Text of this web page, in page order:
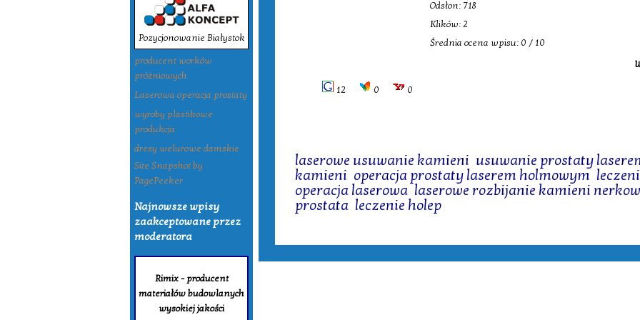
Pozycjonowanie Białystok
producent worków
próżniowych
Laserowa operacja prostaty
wyroby plastikowe
produkcja
dresy welurowe damskie
Site Snapshot by
PagePeeker
Najnowsze wpisy
zaakceptowane przez
moderatora
Rimix - producent
materiałów budowlanych
wysokiej jakości
Odsłon: 718
Klików: 2
Średnia ocena wpisu: 0 / 10
12 0 0
laserowe usuwanie kamieni usuwanie prostaty
kamieni operacja prostaty laserem holmowym
operacja laserowa laserowe rozbijanie kamieni
prostata leczenie holep